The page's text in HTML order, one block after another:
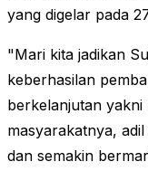
yang digelar pada
"Mari kita jadikan
keberhasilan
berkelanjutan
masyarakatnya,
dan semakin